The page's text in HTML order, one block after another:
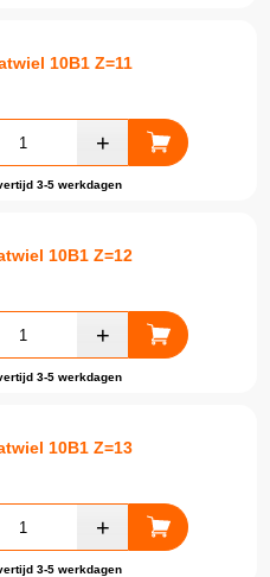
10B1 Z=11
3-5 werkdagen
10B1 Z=12
3-5 werkdagen
10B1 Z=13
3-5 werkdagen